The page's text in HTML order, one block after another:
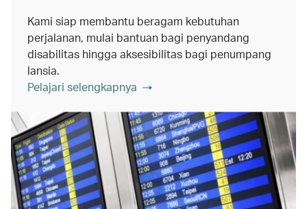
Kami siap membantu beragam kebutuhan
perjalanan, mulai bantuan bagi penyandang
disabilitas hingga aksesibilitas bagi penumpang
lansia.
Pelajari selengkapnya